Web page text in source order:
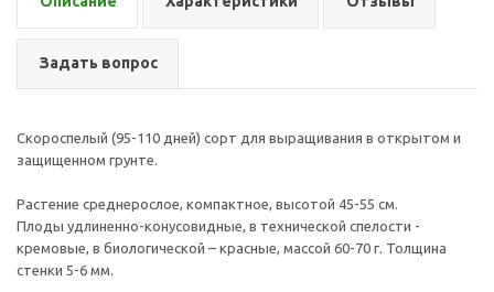
Задать вопрос
Скороспелый (95-110 дней) сорт для выращивания в открытом и
защищенном грунте.
Растение среднерослое, компактное, высотой 45-55 см.
Плоды удлиненно-конусовидные, в технической спелости -
кремовые, в биологической – красные, массой 60-70 г. Толщина
стенки 5-6 мм.